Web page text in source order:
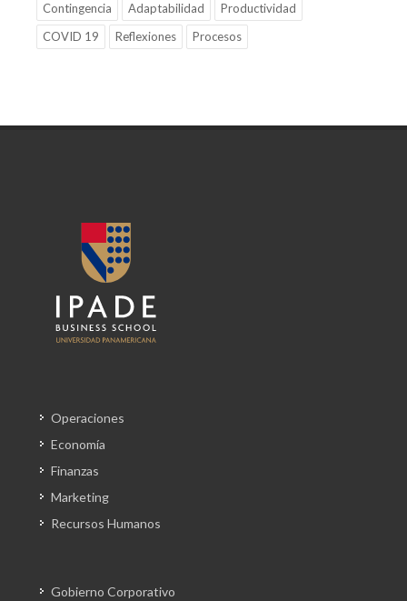
Contingencia
Adaptabilidad
Productividad
COVID 19
Reflexiones Procesos
Operaciones
Economía
Finanzas
Marketing
Recursos Humanos
Gobierno Corporativo